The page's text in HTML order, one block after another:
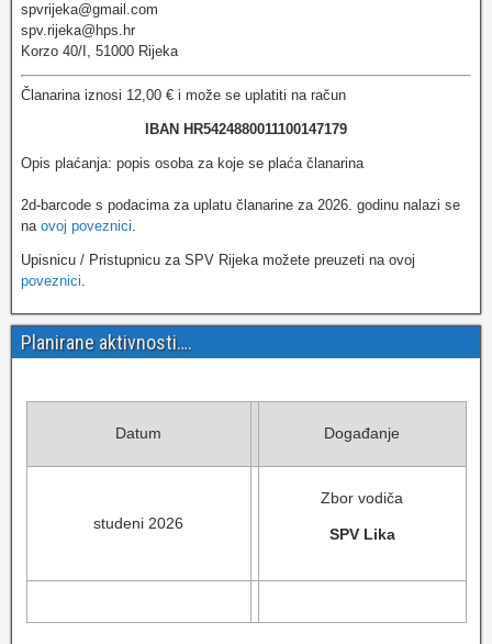
spvrijeka@gmail.com
spv.rijeka@hps.hr
Korzo 40/I, 51000 Rijeka
Članarina iznosi 12,00 € i može se uplatiti na račun
IBAN HR5424880011100147179
Opis plaćanja: popis osoba za koje se plaća članarina
2d-barcode s podacima za uplatu članarine za 2026. godinu nalazi se
na ovoj poveznici
Upisnicu / Pristupnicu za SPV Rijeka možete preuzeti na ovoj
poveznici
Planirane aktivnosti….
Datum Događanje
studeni 2026
Zbor vodiča
SPV Lika